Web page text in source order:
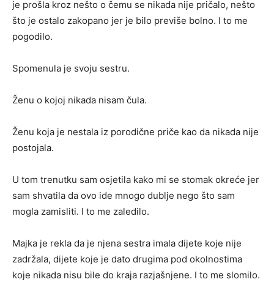
je prošla kroz nešto o čemu se nikada nije pričalo, nešto
što je ostalo zakopano jer je bilo previše bolno. I to me
pogodilo.
Spomenula je svoju sestru.
Ženu o kojoj nikada nisam čula.
Ženu koja je nestala iz porodične priče kao da nikada nije
postojala.
U tom trenutku sam osjetila kako mi se stomak okreće jer
sam shvatila da ovo ide mnogo dublje nego što sam
mogla zamisliti. I to me zaledilo.
Majka je rekla da je njena sestra imala dijete koje nije
zadržala, dijete koje je dato drugima pod okolnostima
koje nikada nisu bile do kraja razjašnjene. I to me slomilo.